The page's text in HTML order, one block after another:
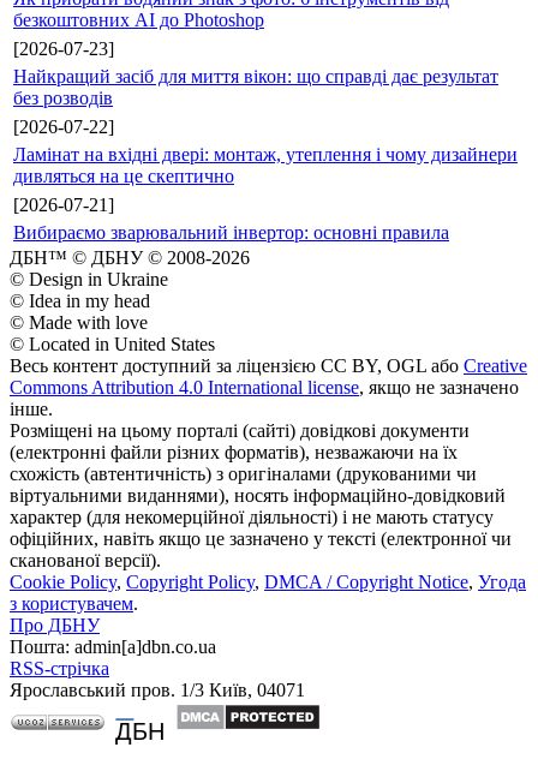
безкоштовних AI до Photoshop
[2026-07-23]
Найкращий засіб для миття вікон: що справді дає результат
без розводів
[2026-07-22]
Ламінат на вхідні двері: монтаж, утеплення і чому дизайнери
дивляться на це скептично
[2026-07-21]
Вибираємо зварювальний інвертор: основні правила
ДБН™ © ДБНУ © 2008-2026
© Design in Ukraine
© Idea in my head
© Made with love
© Located in United States
Весь контент доступний за ліцензією CC BY, OGL або Creative
Commons Attribution 4.0 International license, якщо не зазначено
інше.
Розміщені на цьому порталі (сайті) довідкові документи
(електронні файли різних форматів), незважаючи на їх
схожість (автентичність) з оригіналами (друкованими чи
віртуальними виданнями), носять інформаційно-довідковий
характер (для некомерційної діяльності) і не мають статусу
офіційних, навіть якщо це зазначено у тексті (електронної чи
сканованої версії).
Cookie Policy, Copyright Policy, DMCA / Copyright Notice, Угода
з користувачем.
Про ДБНУ
Пошта: admin[а]dbn.co.ua
RSS-стрічка
Ярославський пров. 1/3 Київ, 04071